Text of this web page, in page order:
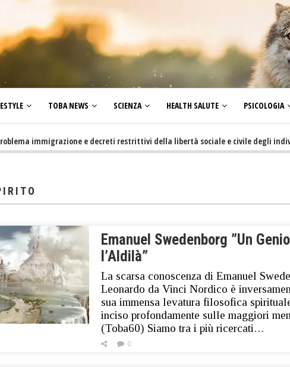
TOBA NEWS SCIENZA HEALTH SALUTE PSICOLOGIA
immigrazione e decreti restrittivi della libertà sociale e civile degli
Emanuel Swedenborg ”Un
l’Aldilà”
La scarsa conoscenza di Emanuel
Leonardo da Vinci Nordico è
sua immensa levatura filosofica
inciso profondamente sulle maggiori
(Toba60) Siamo tra i più ricercati…
0